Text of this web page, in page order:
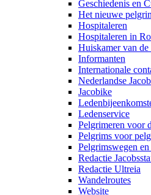
Geschiedenis en
Het nieuwe
Hospitaleren
Hospitaleren in
Huiskamer van
Informanten
Internationale
Nederlandse
Jacobike
Ledenservice
Pelgrimeren voor
Pelgrims voor
Pelgrimswegen
Redactie
Redactie Ultreia
Wandelroutes
Website